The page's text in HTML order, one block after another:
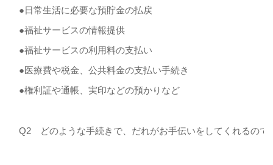
●日常生活に必要な預貯金の払戻
●福祉サービスの情報提供
●福祉サービスの利用料の支払い
●医療費や税金、公共料金の支払い手続き
●権利証や通帳、実印などの預かりなど
Q2 どのような手続きで、だれがお手伝いをしてくれるので